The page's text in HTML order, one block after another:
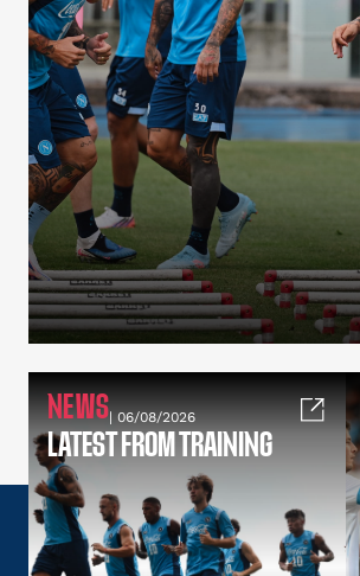
NEWS| 06/08/2026
LATEST FROM TRAINING